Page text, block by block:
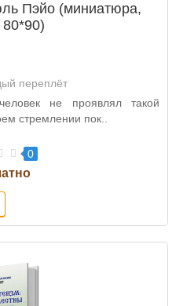
Пэйо (миниатюра,
переплёт
не проявлял такой
стремлении пок..
0